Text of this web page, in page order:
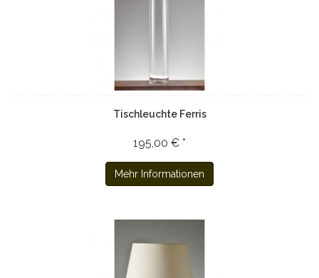
Tischleuchte Ferris
195,00 € *
Mehr Informationen